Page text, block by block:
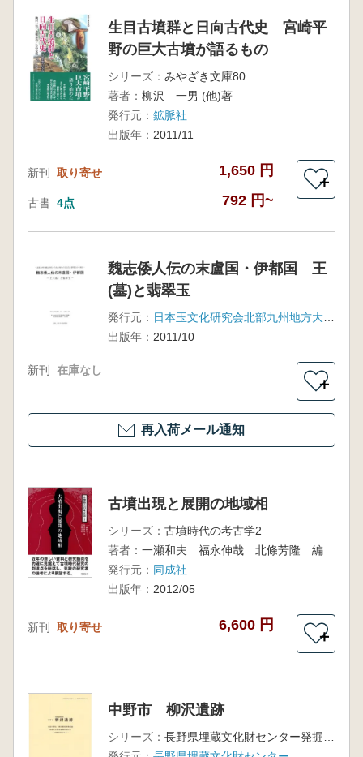
生目古墳群と日向古代史 宮崎平
野の巨大古墳が語るもの
シリーズ： みやざき文庫80
著者： 柳沢 一男 (他)著
発行元： 鉱脈社
出版年： 2011/11
新刊 取り寄せ 1,650 円
古書 4点 792 円~
＋
魏志倭人伝の末盧国・伊都国 王
(墓)と翡翠玉
発行元：
日本玉文化研究会北部九州地方大会実行委員会
出版年： 2011/10
新刊 在庫なし
＋
再入荷メール通知
古墳出現と展開の地域相
シリーズ： 古墳時代の考古学2
著者： 一瀬和夫 福永伸哉 北條芳隆 編
発行元： 同成社
出版年： 2012/05
新刊 取り寄せ 6,600 円
＋
中野市 柳沢遺跡
シリーズ：
長野県埋蔵文化財センター発掘調査報告書100